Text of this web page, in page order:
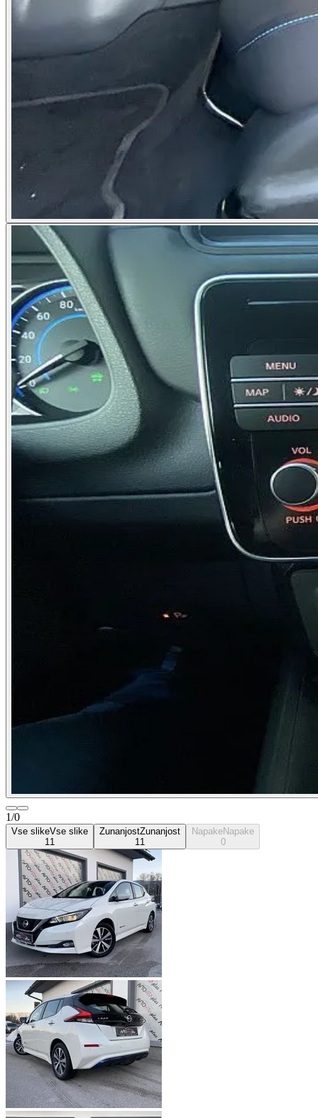
1/0
Vse slikeVse slike
11
ZunanjostZunanjost
11
NapakeNapake
0